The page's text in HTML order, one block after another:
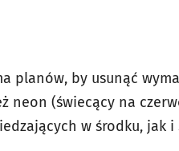
planów, by usunąć
neon (świecący na
w środku, jak i